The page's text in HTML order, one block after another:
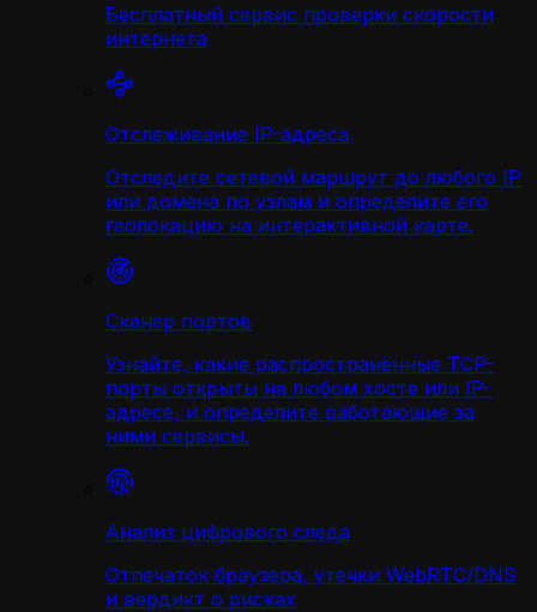
Бесплатный сервис проверки скорости
интернета
Отслеживание IP-адреса
Отследите сетевой маршрут до любого IP
или домена по узлам и определите его
геолокацию на интерактивной карте.
Сканер портов
Узнайте, какие распространённые TCP-
порты открыты на любом хосте или IP-
адресе, и определите работающие за
ними сервисы.
Анализ цифрового следа
Отпечаток браузера, утечки WebRTC/DNS
и вердикт о рисках